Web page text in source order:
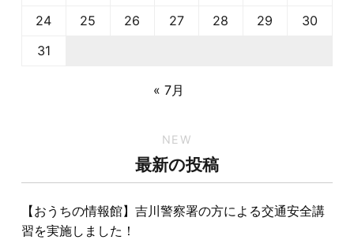
24
25 26 27 28 29
30
31
« 7月
NEW
最新の投稿
【おうちの情報館】吉川警察署の方による交通安全講
習を実施しました！